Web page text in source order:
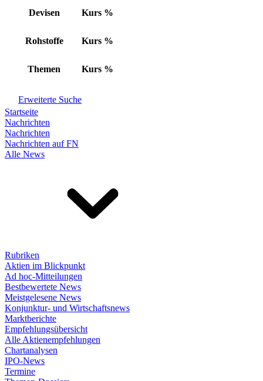
Devisen Kurs %
Rohstoffe Kurs %
Themen Kurs %
Erweiterte Suche
Startseite
Nachrichten
Nachrichten
Nachrichten auf FN
Alle News
Rubriken
Aktien im Blickpunkt
Ad hoc-Mitteilungen
Bestbewertete News
Meistgelesene News
Konjunktur- und Wirtschaftsnews
Marktberichte
Empfehlungsübersicht
Alle Aktienempfehlungen
Chartanalysen
IPO-News
Termine